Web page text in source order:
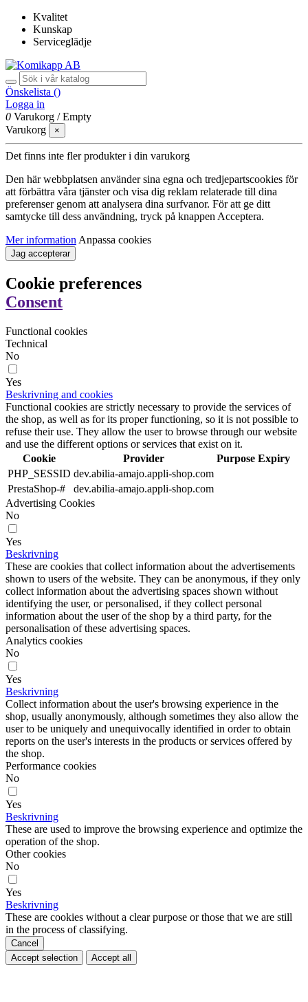
Kvalitet
Kunskap
Serviceglädje
Önskelista ()
Logga in
0 Varukorg /Empty
Varukorg
×
Det finns inte fler produkter i din varukorg
Den här webbplatsen använder sina egna och tredjepartscookies för
att förbättra våra tjänster och visa dig reklam relaterade till dina
preferenser genom att analysera dina surfvanor. För att ge ditt
samtycke till dess användning, tryck på knappen Acceptera.
Mer information Anpassa cookies
Jag accepterar
Cookie preferences
Consent
Functional cookies
Technical
No
Yes
Beskrivning and cookies
Functional cookies are strictly necessary to provide the services of
the shop, as well as for its proper functioning, so it is not possible to
refuse their use. They allow the user to browse through our website
and use the different options or services that exist on it.
Cookie
Provider Purpose Expiry
PHP_SESSID dev.abilia-amajo.appli-shop.com
PrestaShop-#
dev.abilia-amajo.appli-shop.com
Advertising Cookies
No
Yes
Beskrivning
These are cookies that collect information about the advertisements
shown to users of the website. They can be anonymous, if they only
collect information about the advertising spaces shown without
identifying the user, or personalised, if they collect personal
information about the user of the shop by a third party, for the
personalisation of these advertising spaces.
Analytics cookies
No
Yes
Beskrivning
Collect information about the user's browsing experience in the
shop, usually anonymously, although sometimes they also allow the
user to be uniquely and unequivocally identified in order to obtain
reports on the user's interests in the products or services offered by
the shop.
Performance cookies
No
Yes
Beskrivning
These are used to improve the browsing experience and optimize the
operation of the shop.
Other cookies
No
Yes
Beskrivning
These are cookies without a clear purpose or those that we are still
in the process of classifying.
Cancel
Accept selection
Accept all